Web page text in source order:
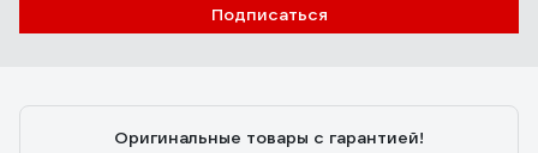
Подписаться
Оригинальные товары с гарантией!